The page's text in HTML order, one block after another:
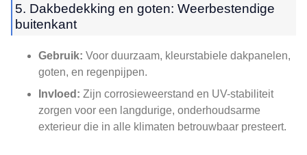
5. Dakbedekking en goten: Weerbestendige
buitenkant
Gebruik: Voor duurzaam, kleurstabiele dakpanelen,
goten, en regenpijpen.
Invloed: Zijn corrosieweerstand en UV-stabiliteit
zorgen voor een langdurige, onderhoudsarme
exterieur die in alle klimaten betrouwbaar presteert.